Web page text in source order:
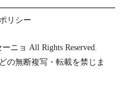
リシー
ニョ All Rights Reserved.
の無断複写・転載を禁じま